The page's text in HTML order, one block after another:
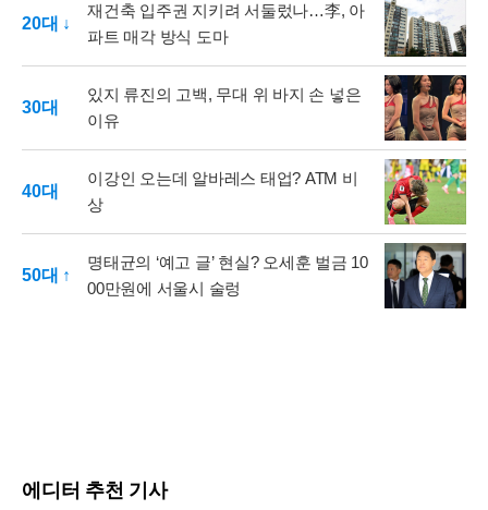
20대 ↓
재건축 입주권 지키려 서둘렀나…李, 아
파트 매각 방식 도마
30대
있지 류진의 고백, 무대 위 바지 손 넣은
이유
40대
이강인 오는데 알바레스 태업? ATM 비
상
50대 ↑
명태균의 ‘예고 글’ 현실? 오세훈 벌금 10
00만원에 서울시 술렁
에디터 추천 기사